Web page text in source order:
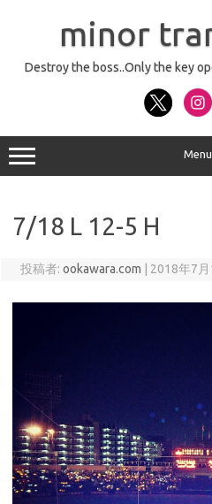
minor
Destroy the boss..Only the key
Menu
7/18 L 12-5 H
投稿者: ookawara.com 2018年7月